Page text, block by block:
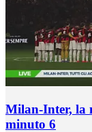
Milan-Inter, la
minuto 6